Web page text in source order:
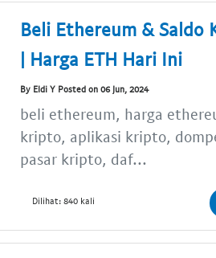
Beli Ethereum & Saldo
| Harga ETH Hari Ini
By Eldi Y Posted on 06 Jun, 2024
beli ethereum, harga
kripto, aplikasi kripto,
pasar kripto, daf...
Dilihat: 840 kali